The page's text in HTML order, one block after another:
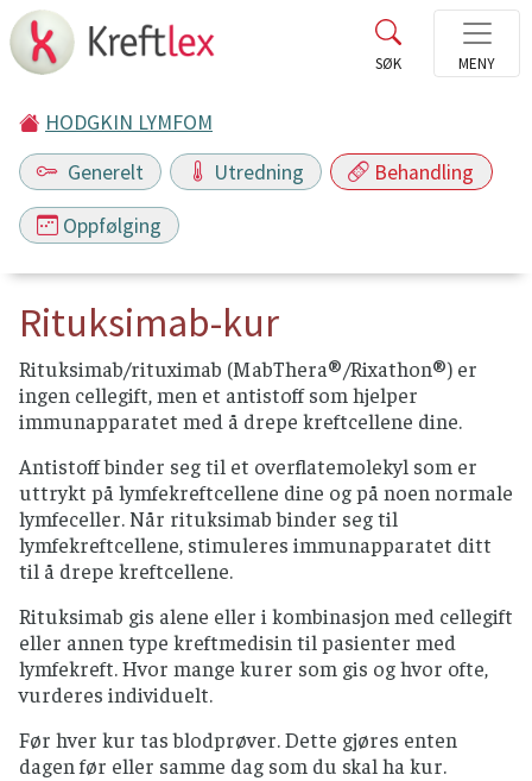
HODGKIN LYMFOM
Generelt
Utredning Behandling
Oppfølging
Rituksimab-kur
Rituksimab/rituximab (MabThera®/Rixathon®) er
ingen cellegift, men et antistoff som hjelper
immunapparatet med å drepe kreftcellene dine.
Antistoff binder seg til et overflatemolekyl som er
uttrykt på lymfekreftcellene dine og på noen normale
lymfeceller. Når rituksimab binder seg til
lymfekreftcellene, stimuleres immunapparatet ditt
til å drepe kreftcellene.
Rituksimab gis alene eller i kombinasjon med cellegift
eller annen type kreftmedisin til pasienter med
lymfekreft. Hvor mange kurer som gis og hvor ofte,
vurderes individuelt.
Før hver kur tas blodprøver. Dette gjøres enten
dagen før eller samme dag som du skal ha kur.